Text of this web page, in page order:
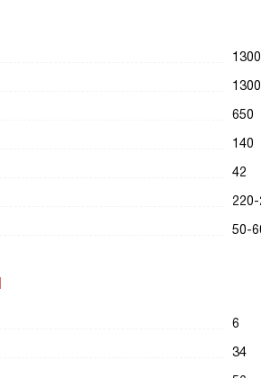
1300
1300
650
140
42
50-
6
34